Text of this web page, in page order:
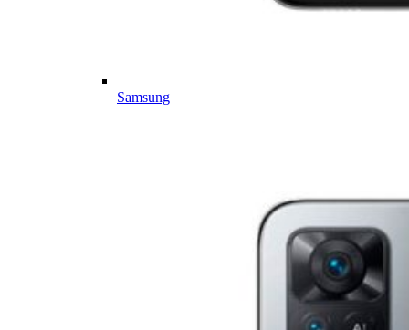
Samsung